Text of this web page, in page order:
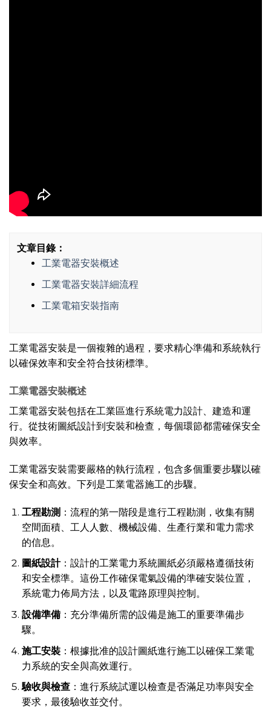
文章目錄：
工業電器安裝概述
工業電器安裝詳細流程
工業電箱安裝指南
工業電器安裝是一個複雜的過程，要求精心準備和系統執行
以確保效率和安全符合技術標準。
工業電器安裝概述
工業電器安裝包括在工業區進行系統電力設計、建造和運
行。從技術圖紙設計到安裝和檢查，每個環節都需確保安全
與效率。
工業電器安裝需要嚴格的執行流程，包含多個重要步驟以確
保安全和高效。下列是工業電器施工的步驟。
工程勘測 ：流程的第一階段是進行工程勘測，收集有關
空間面積、工人人數、機械設備、生產行業和電力需求
的信息。
圖紙設計：設計的工業電力系統圖紙必須嚴格遵循技術
和安全標準。這份工作確保電氣設備的準確安裝位置，
系統電力佈局方法，以及電路原理與控制。
設備準備：充分準備所需的設備是施工的重要準備步
驟。
施工安裝：根據批准的設計圖紙進行施工以確保工業電
力系統的安全與高效運行。
驗收與檢查：進行系統試運以檢查是否滿足功率與安全
要求，最後驗收並交付。